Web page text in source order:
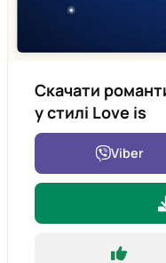
Скачати
у стилі Love is
Viber